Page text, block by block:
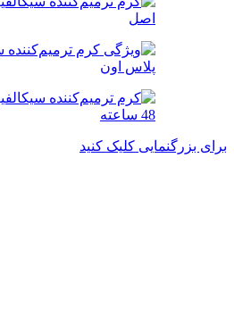
برای بزرگنمایی کلیک کنید